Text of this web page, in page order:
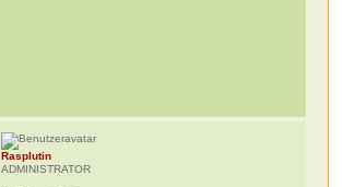
Rasplutin
ADMINISTRATOR